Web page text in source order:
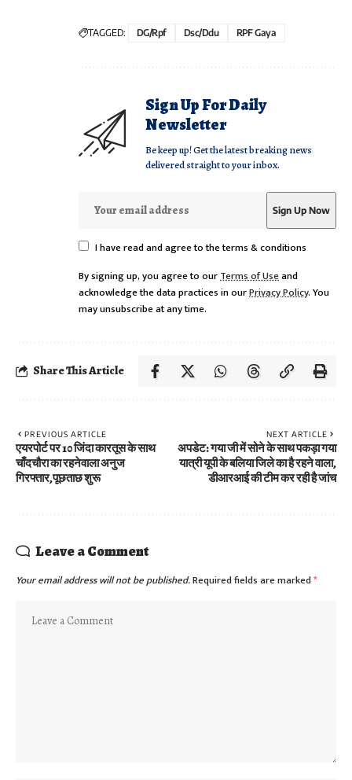
TAGGED: DG/Rpf Dsc/ddu RPF Gaya
Sign Up For Daily
Newsletter
Be keep up! Get the latest breaking news
delivered straight to your inbox.
I have read and agree to the terms & conditions
By signing up, you agree to ourTerms of Useand
acknowledge the data practices in ourPrivacy Policy. You
may unsubscribe at any time.
Share This Article
PREVIOUS ARTICLE
एयरपोर्ट पर 10 जिंदा कारतूस के साथ
चाँदचौरा का रहनेवाला अनुज
गिरफ्तार,पूछताछ शुरू
NEXT ARTICLE
अपडेट: गया जी में सोने के साथ पकड़ा गया
यात्री यूपी के बलिया जिले का है रहने वाला,
डीआरआई की टीम कर रही है जांच
Leave a Comment
Your email address will not be published.Required fields are marked*